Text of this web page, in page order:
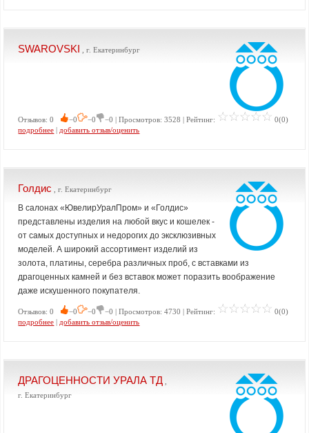
SWAROVSKI , г. Екатеринбург
Отзывов: 0 −0 −0 −0 | Просмотров: 3528 | Рейтинг:
0(0)
подробнее | добавить отзыв/оценить
Голдис , г. Екатеринбург
В салонах «ЮвелирУралПром» и «Голдис»
представлены изделия на любой вкус и кошелек -
от самых доступных и недорогих до эксклюзивных
моделей. А широкий ассортимент изделий из
золота, платины, серебра различных проб, с вставками из
драгоценных камней и без вставок может поразить воображение
даже искушенного покупателя.
Отзывов: 0 −0 −0 −0 | Просмотров: 4730 | Рейтинг:
0(0)
подробнее | добавить отзыв/оценить
ДРАГОЦЕННОСТИ УРАЛА ТД
г. Екатеринбург